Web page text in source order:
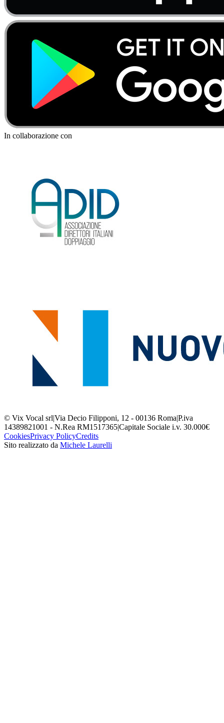
In collaborazione con
© Vix Vocal srl|Via Decio Filipponi, 12 - 00136 Roma|P.iva
14389821001 - N.Rea RM1517365|Capitale Sociale i.v. 30.000€
CookiesPrivacy PolicyCredits
Sito realizzato da Michele Laurelli